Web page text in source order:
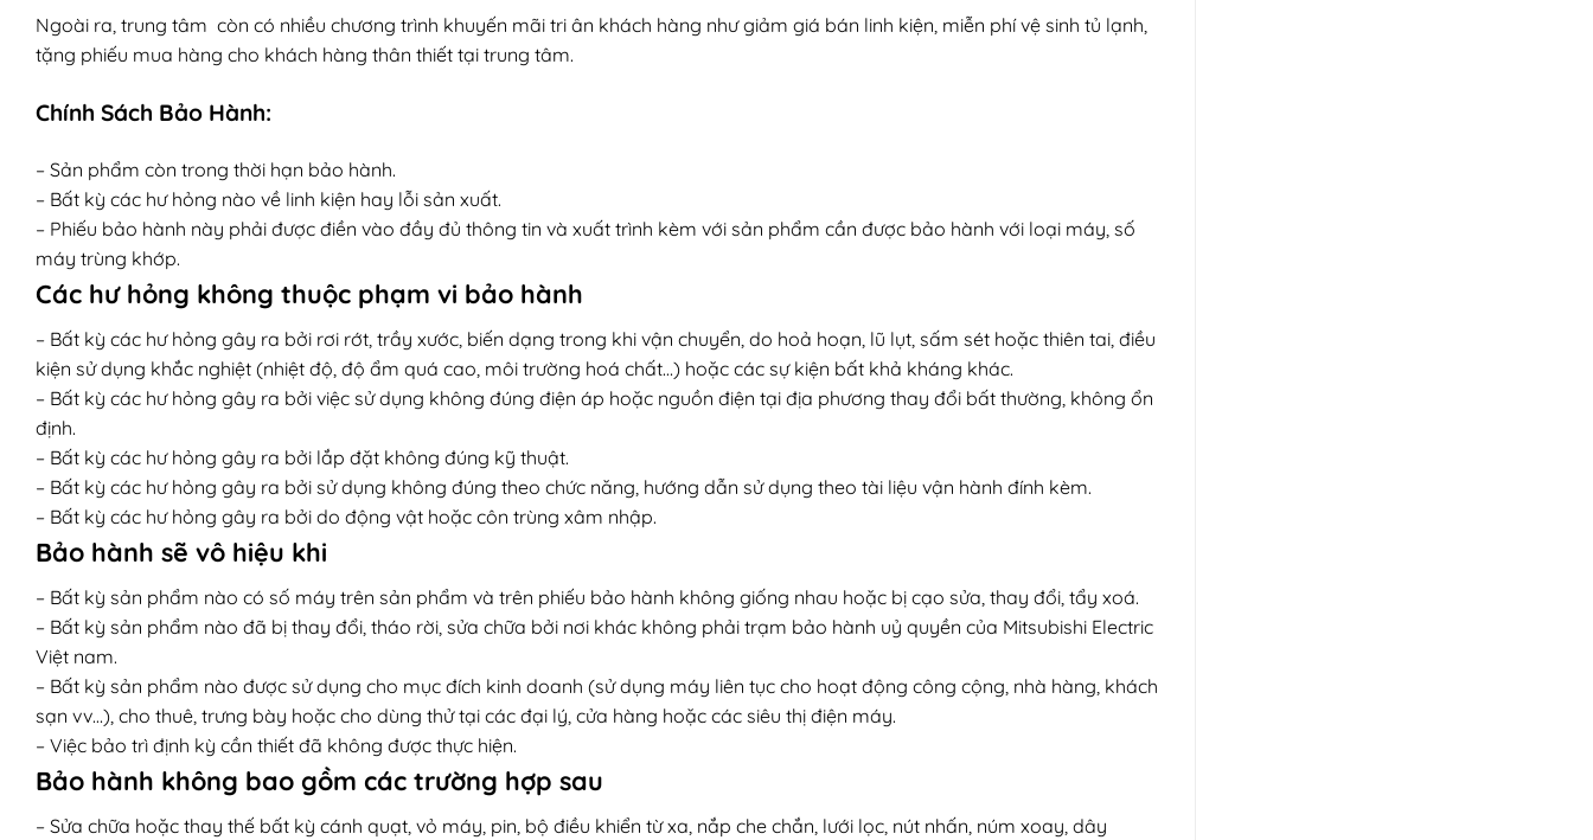
Ngoài ra, trung tâm còn có nhiều chương trình khuyến mãi tri ân khách hàng như giảm giá bán linh kiện, miễn phí vệ sinh tủ lạnh,
tặng phiếu mua hàng cho khách hàng thân thiết tại trung tâm.
Chính Sách Bảo Hành:
– Sản phẩm còn trong thời hạn bảo hành.
– Bất kỳ các hư hỏng nào về linh kiện hay lỗi sản xuất.
– Phiếu bảo hành này phải được điền vào đầy đủ thông tin và xuất trình kèm với sản phẩm cần được bảo hành với loại máy, số
máy trùng khớp.
Các hư hỏng không thuộc phạm vi bảo hành
– Bất kỳ các hư hỏng gây ra bởi rơi rớt, trầy xước, biến dạng trong khi vận chuyển, do hoả hoạn, lũ lụt, sấm sét hoặc thiên tai, điều
kiện sử dụng khắc nghiệt (nhiệt độ, độ ẩm quá cao, môi trường hoá chất…) hoặc các sự kiện bất khả kháng khác.
– Bất kỳ các hư hỏng gây ra bởi việc sử dụng không đúng điện áp hoặc nguồn điện tại địa phương thay đổi bất thường, không ổn
định.
– Bất kỳ các hư hỏng gây ra bởi lắp đặt không đúng kỹ thuật.
– Bất kỳ các hư hỏng gây ra bởi sử dụng không đúng theo chức năng, hướng dẫn sử dụng theo tài liệu vận hành đính kèm.
– Bất kỳ các hư hỏng gây ra bởi do động vật hoặc côn trùng xâm nhập.
Bảo hành sẽ vô hiệu khi
– Bất kỳ sản phẩm nào có số máy trên sản phẩm và trên phiếu bảo hành không giống nhau hoặc bị cạo sửa, thay đổi, tẩy xoá.
– Bất kỳ sản phẩm nào đã bị thay đổi, tháo rời, sửa chữa bởi nơi khác không phải trạm bảo hành uỷ quyền của Mitsubishi Electric
Việt nam.
– Bất kỳ sản phẩm nào được sử dụng cho mục đích kinh doanh (sử dụng máy liên tục cho hoạt động công cộng, nhà hàng, khách
sạn vv…), cho thuê, trưng bày hoặc cho dùng thử tại các đại lý, cửa hàng hoặc các siêu thị điện máy.
– Việc bảo trì định kỳ cần thiết đã không được thực hiện.
Bảo hành không bao gồm các trường hợp sau
– Sửa chữa hoặc thay thế bất kỳ cánh quạt, vỏ máy, pin, bộ điều khiển từ xa, nắp che chắn, lưới lọc, nút nhấn, núm xoay, dây